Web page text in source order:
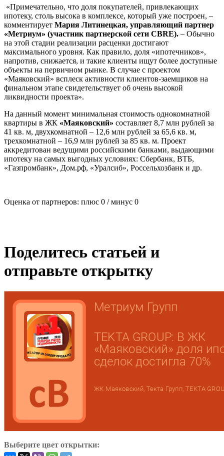
«Примечательно, что доля покупателей, привлекающих
ипотеку, столь высока в комплексе, который уже построен, –
комментирует Мария Литинецкая, управляющий партнер
«Метриум» (участник партнерской сети CBRE). – Обычно
на этой стадии реализации расценки достигают
максимального уровня. Как правило, доля «ипотечников»,
напротив, снижается, и такие клиенты ищут более доступные
объекты на первичном рынке. В случае с проектом
«Маяковский» всплеск активности клиентов-заемщиков на
финальном этапе свидетельствует об очень высокой
ликвидности проекта».
На данный момент минимальная стоимость однокомнатной
квартиры в ЖК «Маяковский» составляет 8,7 млн рублей за
41 кв. м, двухкомнатной – 12,6 млн рублей за 65,6 кв. м,
трехкомнатной – 16,9 млн рублей за 85 кв. м. Проект
аккредитован ведущими российскими банками, выдающими
ипотеку на самых выгодных условиях: Сбербанк, ВТБ,
«Газпромбанк», Дом.рф, «Уралсиб», Россельхозбанк и др.
Оценка от партнеров: плюс 0 / минус 0
Поделитесь статьей и
отправьте открытку
Выберите цвет открытки: